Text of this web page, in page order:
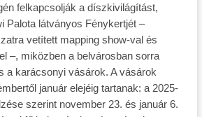
felkapcsolják a díszkivilágítást,
Palota látványos Fénykertjét –
vetített mapping show-val és
–, miközben a belvárosban sorra
a karácsonyi vásárok. A vásárok
január elejéig tartanak: a 2025-
szerint november 23. és január 6.